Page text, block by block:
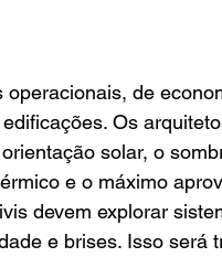
operacionais, de
Os
solar, o
e o máximo
devem explorar
e brises. Isso será